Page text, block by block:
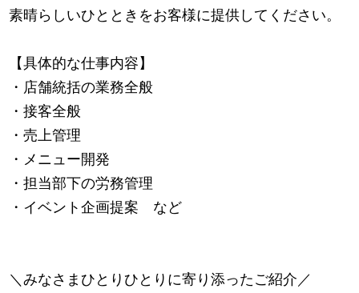
素晴らしいひとときをお客様に提供してください。
【具体的な仕事内容】
・店舗統括の業務全般
・接客全般
・売上管理
・メニュー開発
・担当部下の労務管理
・イベント企画提案 など
＼みなさまひとりひとりに寄り添ったご紹介／